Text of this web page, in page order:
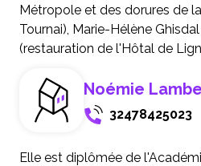
Métropole et des dorures de
Tournai), Marie-Hélène
(restauration de l'Hôtal de
Noémie
32478425023
Elle est diplômée de